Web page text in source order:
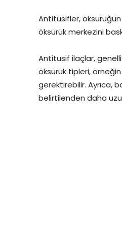
Antitusifler, öksürüğün
öksürük merkezini
Antitusif ilaçlar,
öksürük tipleri,
gerektirebilir. Ayrıca,
belirtilenden daha